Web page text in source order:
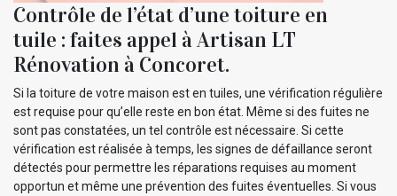
Contrôle de l’état d’une toiture en
tuile : faites appel à Artisan LT
Rénovation à Concoret.
Si la toiture de votre maison est en tuiles, une vérification régulière
est requise pour qu’elle reste en bon état. Même si des fuites ne
sont pas constatées, un tel contrôle est nécessaire. Si cette
vérification est réalisée à temps, les signes de défaillance seront
détectés pour permettre les réparations requises au moment
opportun et même une prévention des fuites éventuelles. Si vous